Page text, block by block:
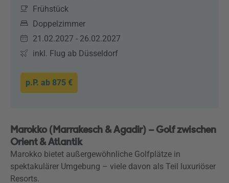
Frühstück
Doppelzimmer
21.02.2027 - 26.02.2027
inkl. Flug ab Düsseldorf
p.P. ab 875 €
Marokko (Marrakesch & Agadir) – Golf zwischen
Orient & Atlantik
Marokko bietet außergewöhnliche Golfplätze in
spektakulärer Umgebung – viele davon als Teil luxuriöser
Resorts.